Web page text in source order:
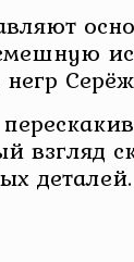
взгляд
деталей.